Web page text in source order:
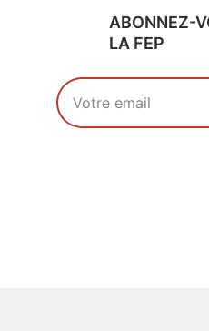
ABONNEZ-
LA FEP
Votre adresse email